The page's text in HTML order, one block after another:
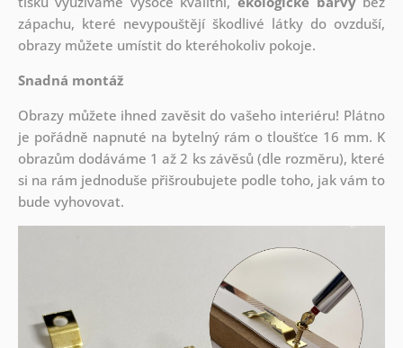
zápachu, které nevypouštějí škodlivé látky do ovzduší,
obrazy můžete umístit do kteréhokoliv pokoje.
Snadná montáž
Obrazy můžete ihned zavěsit do vašeho interiéru! Plátno
je pořádně napnuté na bytelný rám o tloušťce 16 mm. K
obrazům dodáváme 1 až 2 ks závěsů (dle rozměru), které
si na rám jednoduše přišroubujete podle toho, jak vám to
bude vyhovovat.